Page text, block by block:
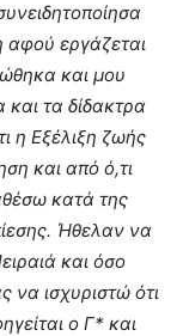
αφού εργάζεται
και μου
και τα δίδακτρα
η Εξέλιξη ζωής
και από ό,τι
κατά της
Ήθελαν να
και όσο
να ισχυριστώ ότι
ο Γ* και